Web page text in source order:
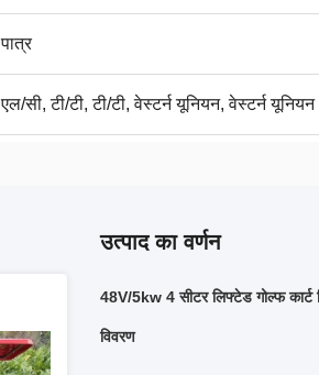
पात्र
एल/सी, टी/टी, टी/टी, वेस्टर्न यूनियन, वेस्टर्न यूनियन
उत्पाद का वर्णन
48V/5kw 4 सीटर लिफ्टेड गोल्फ कार्ट
विवरण